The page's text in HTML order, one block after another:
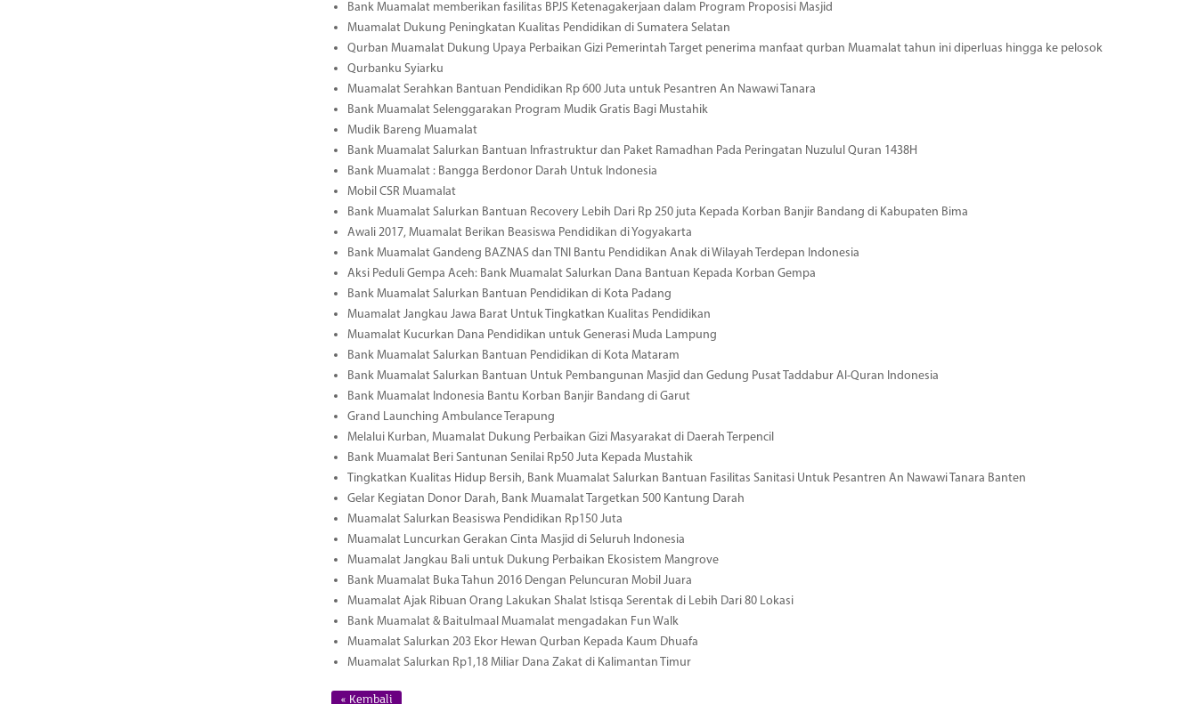
Bank Muamalat memberikan fasilitas BPJS Ketenagakerjaan dalam Program Proposisi Masjid
Muamalat Dukung Peningkatan Kualitas Pendidikan di Sumatera Selatan
Qurban Muamalat Dukung Upaya Perbaikan Gizi Pemerintah Target penerima manfaat qurban Muamalat tahun ini diperluas hingga ke pelosok
Qurbanku Syiarku
Muamalat Serahkan Bantuan Pendidikan Rp 600 Juta untuk Pesantren An Nawawi Tanara
Bank Muamalat Selenggarakan Program Mudik Gratis Bagi Mustahik
Mudik Bareng Muamalat
Bank Muamalat Salurkan Bantuan Infrastruktur dan Paket Ramadhan Pada Peringatan Nuzulul Quran 1438H
Bank Muamalat : Bangga Berdonor Darah Untuk Indonesia
Mobil CSR Muamalat
Bank Muamalat Salurkan Bantuan Recovery Lebih Dari Rp 250 juta Kepada Korban Banjir Bandang di Kabupaten Bima
Awali 2017, Muamalat Berikan Beasiswa Pendidikan di Yogyakarta
Bank Muamalat Gandeng BAZNAS dan TNI Bantu Pendidikan Anak di Wilayah Terdepan Indonesia
Aksi Peduli Gempa Aceh: Bank Muamalat Salurkan Dana Bantuan Kepada Korban Gempa
Bank Muamalat Salurkan Bantuan Pendidikan di Kota Padang
Muamalat Jangkau Jawa Barat Untuk Tingkatkan Kualitas Pendidikan
Muamalat Kucurkan Dana Pendidikan untuk Generasi Muda Lampung
Bank Muamalat Salurkan Bantuan Pendidikan di Kota Mataram
Bank Muamalat Salurkan Bantuan Untuk Pembangunan Masjid dan Gedung Pusat Taddabur Al-Quran Indonesia
Bank Muamalat Indonesia Bantu Korban Banjir Bandang di Garut
Grand Launching Ambulance Terapung
Melalui Kurban, Muamalat Dukung Perbaikan Gizi Masyarakat di Daerah Terpencil
Bank Muamalat Beri Santunan Senilai Rp50 Juta Kepada Mustahik
Tingkatkan Kualitas Hidup Bersih, Bank Muamalat Salurkan Bantuan Fasilitas Sanitasi Untuk Pesantren An Nawawi Tanara Banten
Gelar Kegiatan Donor Darah, Bank Muamalat Targetkan 500 Kantung Darah
Muamalat Salurkan Beasiswa Pendidikan Rp150 Juta
Muamalat Luncurkan Gerakan Cinta Masjid di Seluruh Indonesia
Muamalat Jangkau Bali untuk Dukung Perbaikan Ekosistem Mangrove
Bank Muamalat Buka Tahun 2016 Dengan Peluncuran Mobil Juara
Muamalat Ajak Ribuan Orang Lakukan Shalat Istisqa Serentak di Lebih Dari 80 Lokasi
Bank Muamalat & Baitulmaal Muamalat mengadakan Fun Walk
Muamalat Salurkan 203 Ekor Hewan Qurban Kepada Kaum Dhuafa
Muamalat Salurkan Rp1,18 Miliar Dana Zakat di Kalimantan Timur
« Kembali